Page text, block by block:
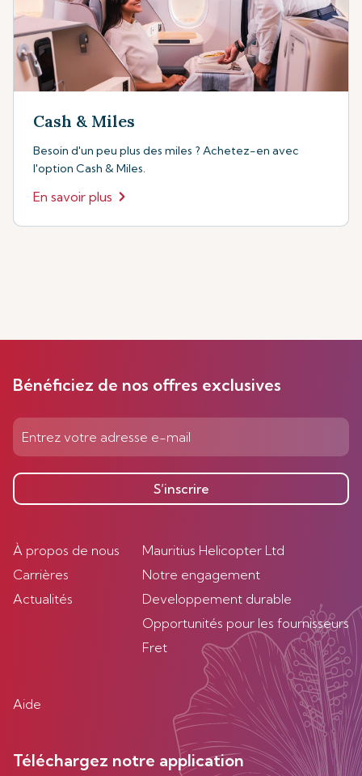
Cash & Miles
Besoin d'un peu plus des miles ? Achetez-en avec
l'option Cash & Miles.
En savoir plus
Bénéficiez de nos offres exclusives
S’inscrire
À propos de nous
Carrières
Actualités
Mauritius Helicopter Ltd
Notre engagement
Developpement durable
Opportunités pour les fournisseurs
Fret
Aide
Téléchargez notre application